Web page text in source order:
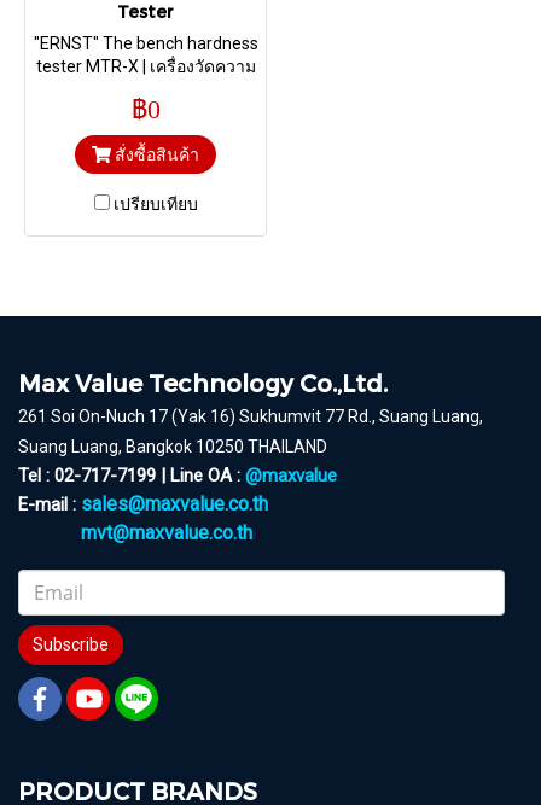
Tester
"ERNST" The bench hardness
tester MTR-X | เครื่องวัดความ
฿0
สั่งซื้อสินค้า
เปรียบเทียบ
Max Value Technology Co.,Ltd.
261 Soi On-Nuch 17 (Yak 16) Sukhumvit 77 Rd., Suang Luang,
Suang Luang, Bangkok 10250 THAILAND
Tel : 02-717-7199 | Line OA : @maxvalue
E-mail : sales@maxvalue.co.th
mvt@maxvalue.co.th
Subscribe
PRODUCT BRANDS